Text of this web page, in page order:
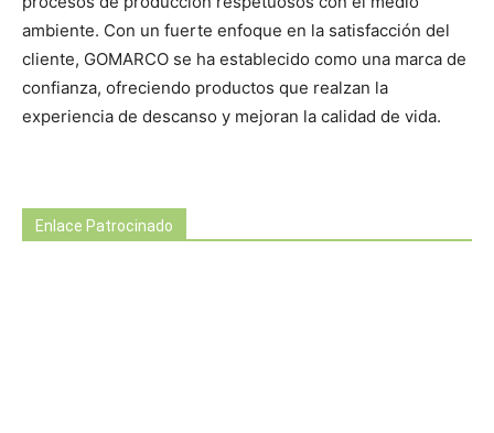
ambiente. Con un fuerte enfoque en la satisfacción del
cliente, GOMARCO se ha establecido como una marca de
confianza, ofreciendo productos que realzan la
experiencia de descanso y mejoran la calidad de vida.
Enlace Patrocinado